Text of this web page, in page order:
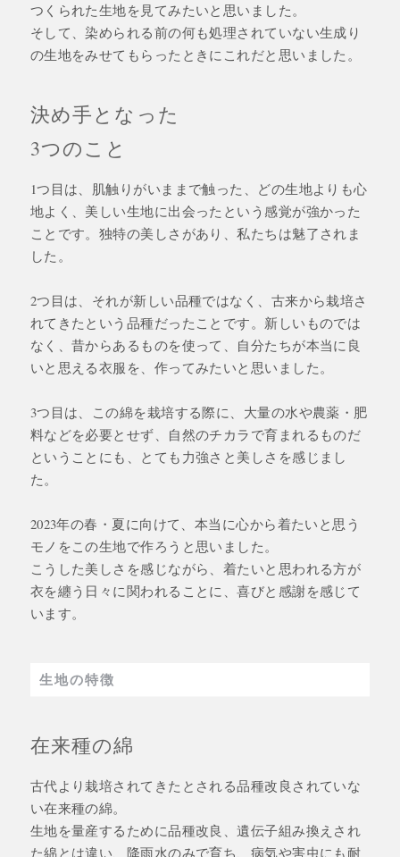
つくられた生地を見てみたいと思いました。
そして、染められる前の何も処理されていない生成り
の生地をみせてもらったときにこれだと思いました。
決め手となった
3つのこと
1つ目は、肌触りがいままで触った、どの生地よりも心
地よく、美しい生地に出会ったという感覚が強かった
ことです。独特の美しさがあり、私たちは魅了されま
した。
2つ目は、それが新しい品種ではなく、古来から栽培さ
れてきたという品種だったことです。新しいものでは
なく、昔からあるものを使って、自分たちが本当に良
いと思える衣服を、作ってみたいと思いました。
3つ目は、この綿を栽培する際に、大量の水や農薬・肥
料などを必要とせず、自然のチカラで育まれるものだ
ということにも、とても力強さと美しさを感じまし
た。
2023年の春・夏に向けて、本当に心から着たいと思う
モノをこの生地で作ろうと思いました。
こうした美しさを感じながら、着たいと思われる方が
衣を纏う日々に関われることに、喜びと感謝を感じて
います。
生地の特徴
在来種の綿
古代より栽培されてきたとされる品種改良されていな
い在来種の綿。
生地を量産するために品種改良、遺伝子組み換えされ
た綿とは違い、降雨水のみで育ち、病気や害虫にも耐